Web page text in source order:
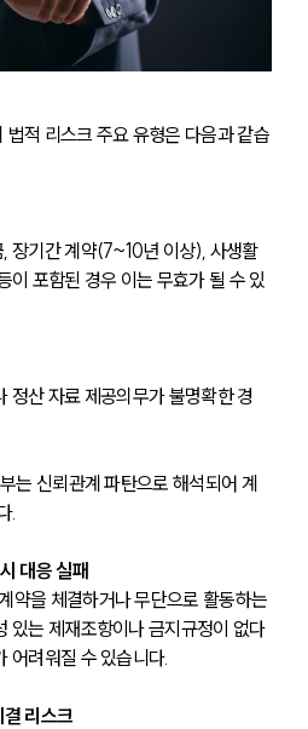
적 리스크 주요 유형은 다음과 같습
장기간 계약(7~10년 이상), 사생활
이 포함된 경우 이는 무효가 될 수 있
정산 자료 제공의무가 불명확한 경
는 신뢰관계 파탄으로 해석되어 계
.
대응 실패
약을 체결하거나 무단으로 활동하는
있는 제재조항이나 금지규정이 없다
어려워질 수 있습니다.
리스크